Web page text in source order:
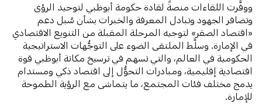
ووفَّرت اللقاءات منصةً لقادة حكومة أبوظبي لتوحيد الرؤى
وتضافر الجهود وتبادل المعرفة والخبرات بشأن سُبل دعم
«اقتصاد الصقر» لتوجيه المرحلة المقبلة من التنويع الاقتصادي
في الإمارة. وسلَّط الملتقى الضوء على التوجُّهات الاستراتيجية
الحكومية في العالم، والتي تسهم في ترسيخ مكانة أبوظبي قوة
اقتصادية إقليمية، ومبادرات التحوُّل إلى اقتصاد ذكي ومستدام
يدمج مختلف فئات المجتمع، ما يتماشى مع الرؤية الطموحة
للإمارة.